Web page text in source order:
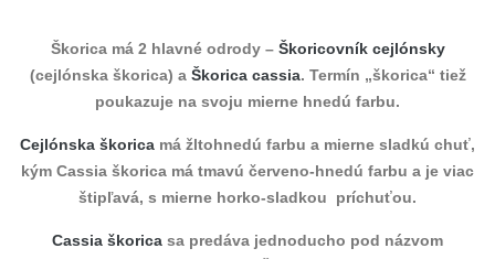
Škorica má 2 hlavné odrody – Škoricovník cejlónsky
(cejlónska škorica) a Škorica cassia. Termín „škorica“ tiež
poukazuje na svoju mierne hnedú farbu.
Cejlónska škorica má žltohnedú farbu a mierne sladkú chuť,
kým Cassia škorica má tmavú červeno-hnedú farbu a je viac
štipľavá, s mierne horko-sladkou príchuťou.
Cassia škorica sa predáva jednoducho pod názvom